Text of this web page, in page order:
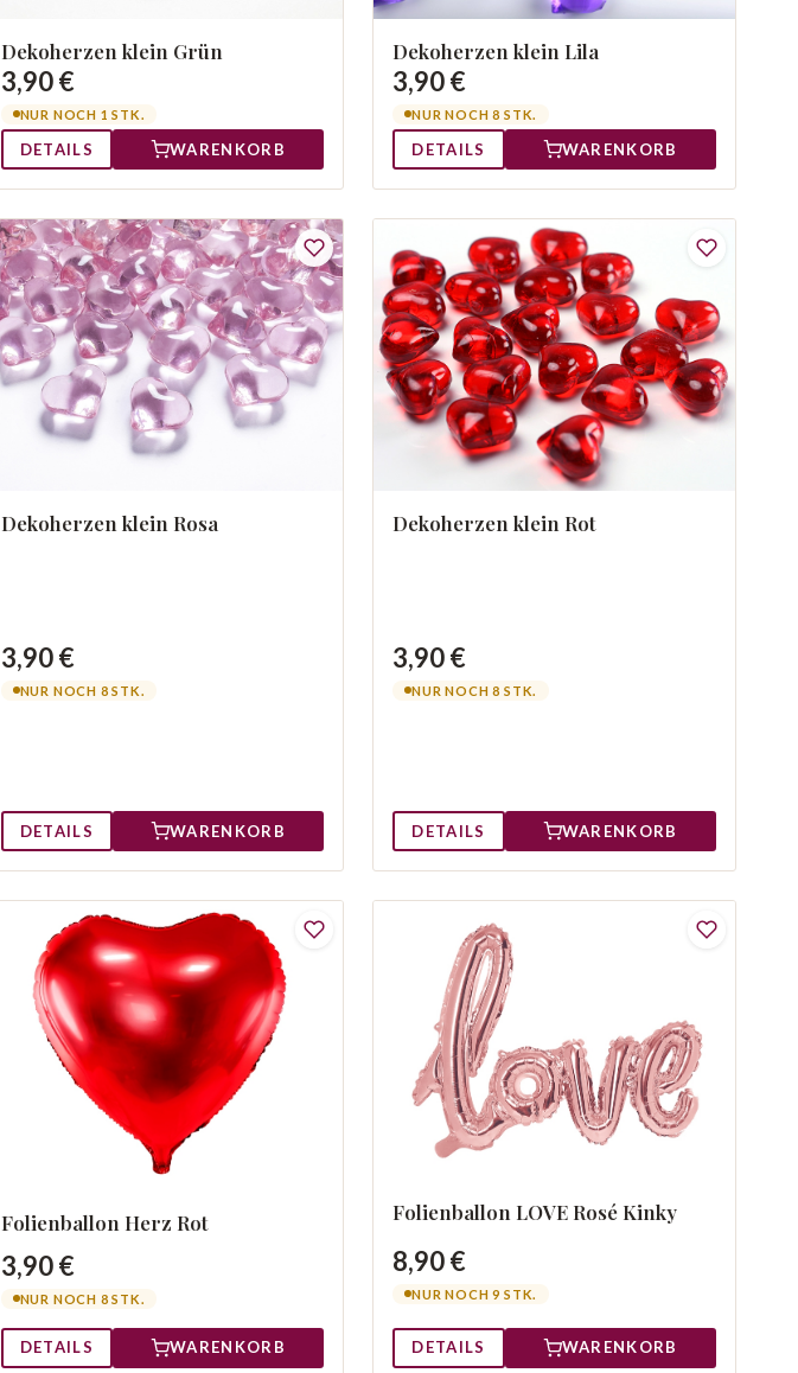
Dekoherzen klein Grün
3,90 €
NUR NOCH 1 STK.
DETAILS WARENKORB
Dekoherzen klein Lila
3,90 €
NUR NOCH 8 STK.
DETAILS WARENKORB
Dekoherzen klein Rosa
3,90 €
NUR NOCH 8 STK.
DETAILS WARENKORB
Dekoherzen klein Rot
3,90 €
NUR NOCH 8 STK.
DETAILS WARENKORB
Folienballon Herz Rot
3,90 €
NUR NOCH 8 STK.
DETAILS WARENKORB
Folienballon LOVE Rosé Kinky
8,90 €
NUR NOCH 9 STK.
DETAILS WARENKORB